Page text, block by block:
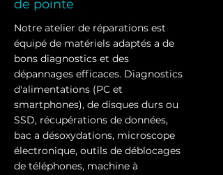
de pointe
Notre atelier de réparations est
équipé de matériels adaptés a de
bons diagnostics et des
dépannages efficaces. Diagnostics
d'alimentations (PC et
smartphones), de disques durs ou
SSD, récupérations de données,
bac a désoxydations, microscope
électronique, outils de déblocages
de téléphones, machine à